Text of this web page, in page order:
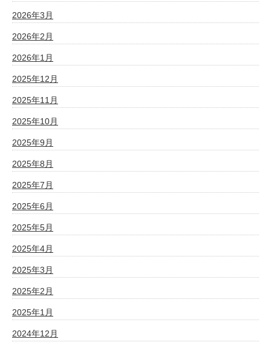
2026年3月
2026年2月
2026年1月
2025年12月
2025年11月
2025年10月
2025年9月
2025年8月
2025年7月
2025年6月
2025年5月
2025年4月
2025年3月
2025年2月
2025年1月
2024年12月